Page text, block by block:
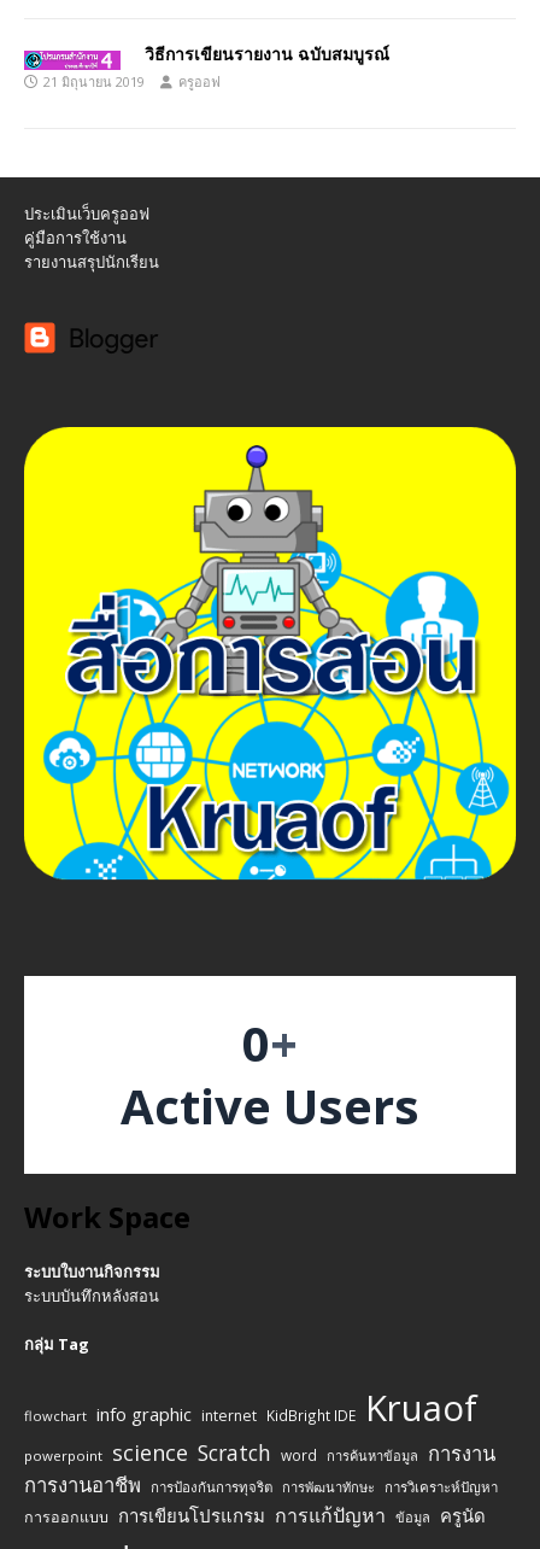
วิธีการเขียนรายงาน ฉบับสมบูรณ์
21 มิถุนายน 2019 ครูออฟ
ประเมินเว็บครูออฟ
คู่มือการใช้งาน
รายงานสรุปนักเรียน
0+
Active Users
Work Space
ระบบใบงานกิจกรรม
ระบบบันทึกหลังสอน
กลุ่ม Tag
flowchart info graphic internet KidBright IDE Kruaof
powerpoint science Scratch word การค้นหาข้อมูล
การงาน
การงานอาชีพ
การป้องกันการทุจริต การพัฒนาทักษะ การวิเคราะห์ปัญหา
การออกแบบ การเขียนโปรแกรม การแก้ปัญหา ข้อมูล ครูนัด